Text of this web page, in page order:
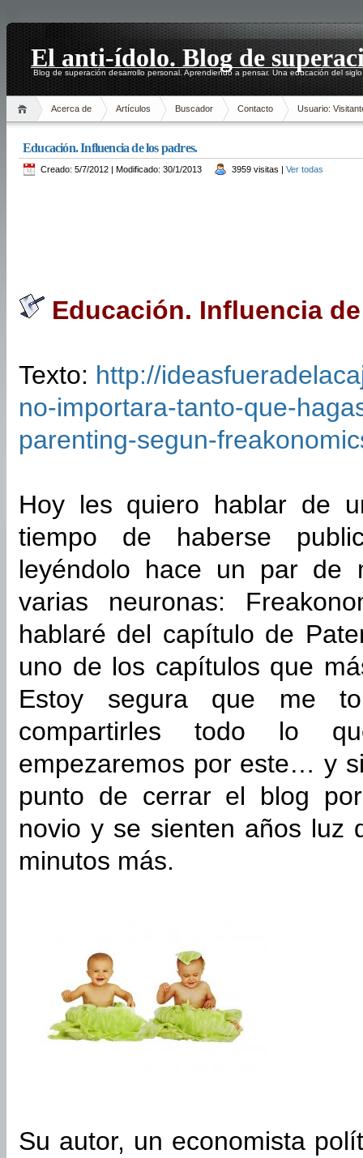
El anti-ídolo. Blog de
Blog de superación desarrollo personal. Aprendiendo a pensar. Una educación del
Acerca de Artículos Buscador Contacto Usuario:
Educación. Influencia de los padres.
Creado: 5/7/2012 | Modificado: 30/1/2013 3959 visitas | Ver todas
Educación. Influencia
Texto: http://
no-importara-tanto-que-
parenting-segun-
Hoy les quiero hablar de
tiempo de haberse
leyéndolo hace un par de
varias neuronas:
hablaré del capítulo de
uno de los capítulos que
Estoy segura que me
compartirles todo lo
empezaremos por este… y
punto de cerrar el blog
novio y se sienten años luz
minutos más.
Su autor, un economista